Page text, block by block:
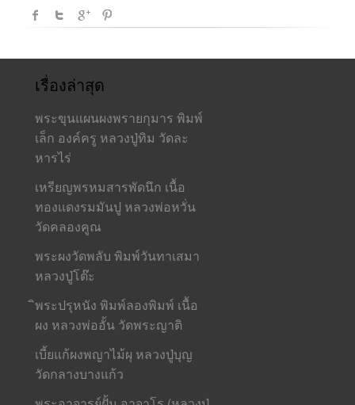
เรื่องล่าสุด
พระขุนแผนผงพรายกุมาร พิมพ์
เล็ก องค์ครู หลวงปู่ทิม วัดละ
หารไร่
เหรียญพรหมสารพัดนึก เนื้อ
ทองแดงรมมันปู หลวงพ่อหวั่น
วัดคลองคูณ
พระผงวัดพลับ พิมพ์วันทาเสมา
หลวงปู่โต๊ะ
ิพระปรุหนัง พิมพ์ลองพิมพ์ เนื้อ
ผง หลวงพ่ออั้น วัดพระญาติ
เบี้ยแก้ผงพญาไม้ผุ หลวงปู่บุญ
วัดกลางบางแก้ว